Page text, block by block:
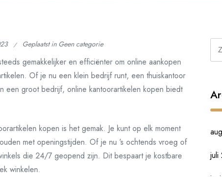
Geplaatst in Geen categorie
gemakkelijker en efficiënter om online aankopen
Of je nu een klein bedrijf runt, een thuiskantoor
een groot bedrijf, online kantoorartikelen kopen biedt
kopen is het gemak. Je kunt op elk moment
met openingstijden. Of je nu ’s ochtends vroeg of
die 24/7 geopend zijn. Dit bespaart je kostbare
winkelen.
naar:
juli